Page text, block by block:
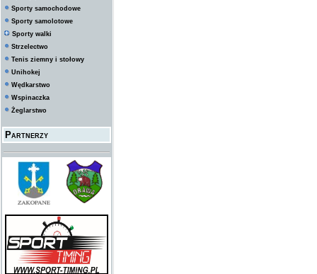
Sporty samochodowe
Sporty samolotowe
Sporty walki
Strzelectwo
Tenis ziemny i stołowy
Unihokej
Wędkarstwo
Wspinaczka
Żeglarstwo
Partnerzy